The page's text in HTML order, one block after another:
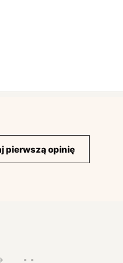
pierwszą opinię